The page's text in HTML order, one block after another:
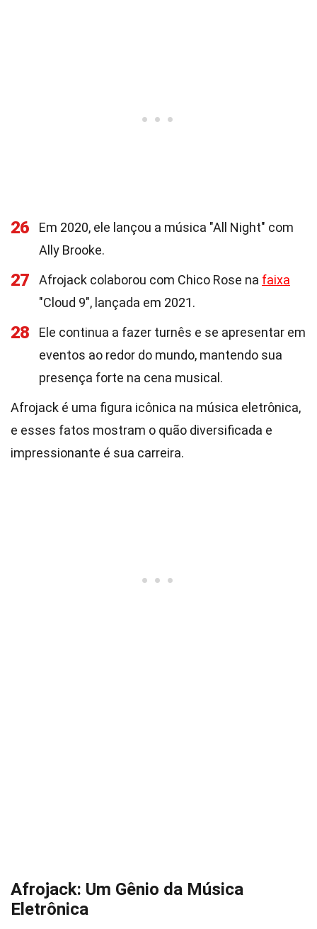
26
Em 2020, ele lançou a música "All Night" com
Ally Brooke.
27 Afrojack colaborou com Chico Rose na faixa
"Cloud 9", lançada em 2021.
28
Ele continua a fazer turnês e se apresentar em
eventos ao redor do mundo, mantendo sua
presença forte na cena musical.
Afrojack é uma figura icônica na música eletrônica,
e esses fatos mostram o quão diversificada e
impressionante é sua carreira.
Afrojack: Um Gênio da Música
Eletrônica